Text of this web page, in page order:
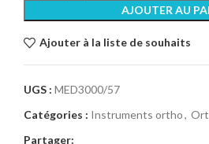
AJOUTER AU
Ajouter à la liste de souhaits
UGS : MED3000/57
Catégories : Instruments ortho,
Partager: